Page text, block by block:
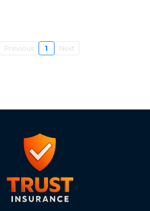
Previous 1 Next